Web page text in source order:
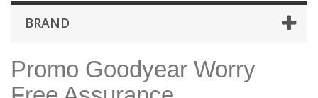
BRAND
Promo Goodyear Worry